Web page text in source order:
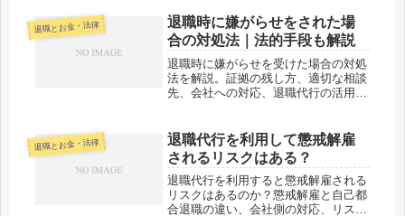
退職とお金・法律
退職時に嫌がらせをされた場
合の対処法｜法的手段も解説
退職時に嫌がらせを受けた場合の対処
法を解説。証拠の残し方、適切な相談
先、会社への対応、退職代行の活用、
退職とお金・法律
退職代行を利用して懲戒解雇
されるリスクはある？
退職代行を利用すると懲戒解雇される
リスクはあるのか？懲戒解雇と自己都
合退職の違い、会社側の対応、リスク